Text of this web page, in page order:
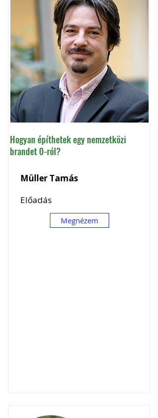
Hogyan építhetek egy nemzetközi
brandet 0-ról?
Müller Tamás
Előadás
Megnézem